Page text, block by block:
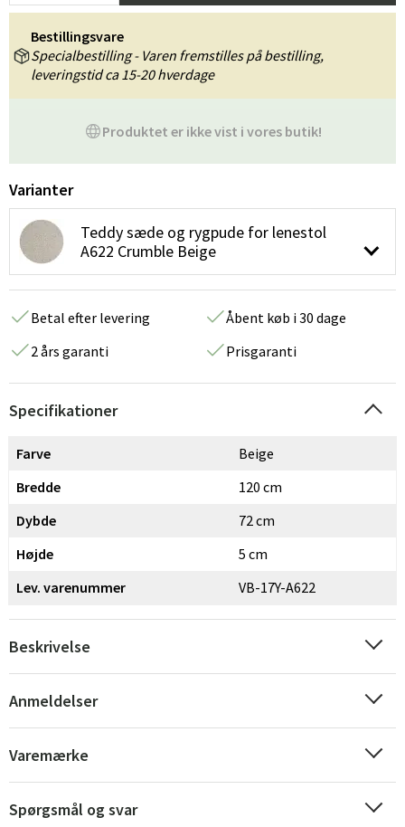
Sverige
Produktet er ikke vist i vores butik!
Bestillingsvare
Specialbestilling - Varen fremstilles på bestilling,
leveringstid ca 15-20 hverdage
Varianter
Teddy sæde og rygpude for lenestol
A622 Crumble Beige
Betal efter levering
Åbent køb i 30 dage
2 års garanti
Prisgaranti
Specifikationer
Farve
Beige
Bredde
120 cm
Dybde
72 cm
Højde
5 cm
Lev. varenummer
VB-17Y-A622
Beskrivelse
Anmeldelser
Varemærke
Spørgsmål og svar